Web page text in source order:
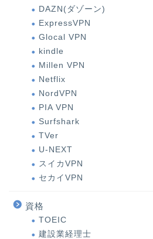
DAZN(ダゾーン)
ExpressVPN
Glocal VPN
kindle
Millen VPN
Netflix
NordVPN
PIA VPN
Surfshark
TVer
U-NEXT
スイカVPN
セカイVPN
資格
TOEIC
建設業経理士